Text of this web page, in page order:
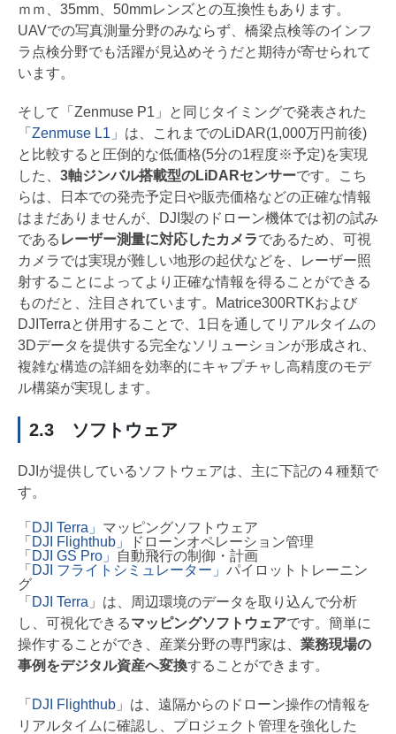
ｍｍ、35mm、50mmレンズとの互換性もあります。
UAVでの写真測量分野のみならず、橋梁点検等のインフ
ラ点検分野でも活躍が見込めそうだと期待が寄せられて
います。
そして「Zenmuse P1」と同じタイミングで発表された
「Zenmuse L1」 は、これまでのLiDAR(1,000万円前後)
と比較すると圧倒的な低価格(5分の1程度※予定)を実現
した、 3軸ジンバル搭載型のLiDARセンサーです。こち
らは、日本での発売予定日や販売価格などの正確な情報
はまだありませんが、DJI製のドローン機体では初の試み
である レーザー測量に対応したカメラであるため、可視
カメラでは実現が難しい地形の起伏などを、レーザー照
射することによってより正確な情報を得ることができる
ものだと、注目されています。Matrice300RTKおよび
DJITerraと併用することで、1日を通してリアルタイムの
3Dデータを提供する完全なソリューションが形成され、
複雑な構造の詳細を効率的にキャプチャし高精度のモデ
ル構築が実現します。
2.3 ソフトウェア
DJIが提供しているソフトウェアは、主に下記の４種類で
す。
「DJI Terra」 マッピングソフトウェア
「DJI Flighthub」
ドローンオペレーション管理
「DJI GS Pro」
自動飛行の制御・計画
「DJI フライトシミュレーター」 パイロットトレーニン
グ
「 DJI Terra 」は、周辺環境のデータを取り込んで分析
し、可視化できるマッピングソフトウェアです。簡単に
操作することができ、産業分野の専門家は、 業務現場の
事例をデジタル資産へ変換することができます。
「 DJI Flighthub 」は、遠隔からのドローン操作の情報を
リアルタイムに確認し、プロジェクト管理を強化した